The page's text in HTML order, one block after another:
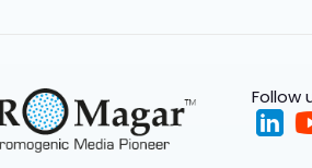
Follow